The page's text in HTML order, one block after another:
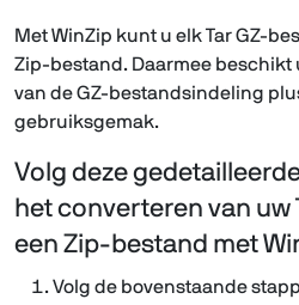
Met WinZip kunt u elk Tar GZ-
Zip-bestand. Daarmee beschikt
van de GZ-bestandsindeling
gebruiksgemak.
Volg deze
het converteren van uw
een Zip-bestand met
Volg de bovenstaande